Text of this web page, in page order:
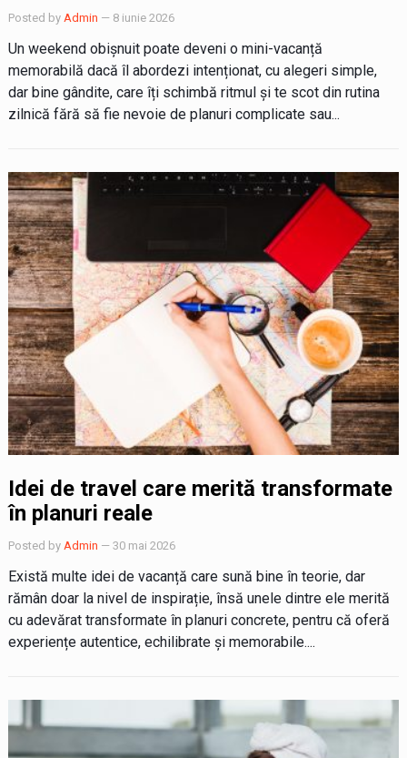
Posted by Admin — 8 iunie 2026
Un weekend obișnuit poate deveni o mini-vacanță
memorabilă dacă îl abordezi intenționat, cu alegeri simple,
dar bine gândite, care îți schimbă ritmul și te scot din rutina
zilnică fără să fie nevoie de planuri complicate sau...
Idei de travel care merită transformate
în planuri reale
Posted by Admin — 30 mai 2026
Există multe idei de vacanță care sună bine în teorie, dar
rămân doar la nivel de inspirație, însă unele dintre ele merită
cu adevărat transformate în planuri concrete, pentru că oferă
experiențe autentice, echilibrate și memorabile....